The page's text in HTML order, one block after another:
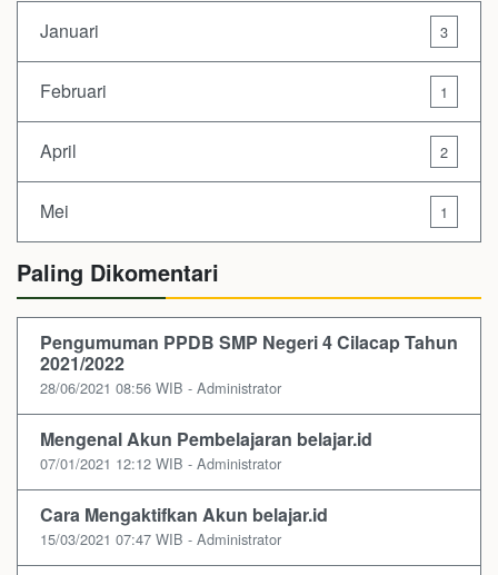
Januari 3
Februari 1
April 2
Mei 1
Paling Dikomentari
Pengumuman PPDB SMP Negeri 4 Cilacap Tahun
2021/2022
28/06/2021 08:56 WIB - Administrator
Mengenal Akun Pembelajaran belajar.id
07/01/2021 12:12 WIB - Administrator
Cara Mengaktifkan Akun belajar.id
15/03/2021 07:47 WIB - Administrator